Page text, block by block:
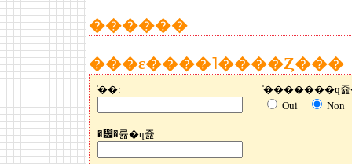
������
���ε����˥����Ȥ���
̾��:
�᡼�륢�ɥ쥹:
Oui Non